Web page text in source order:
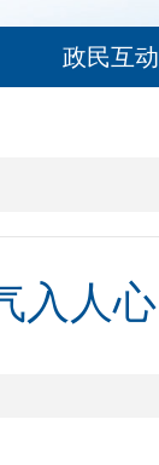
政民互动
入人心